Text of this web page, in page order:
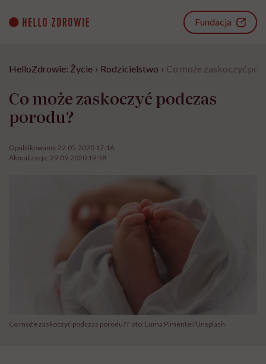
content
Fundacja
HelloZdrowie: Życie › Rodzicielstwo › Co może zaskoczyć
Co może zaskoczyć podczas
porodu?
Opublikowano: 22.05.2020 17:16
Aktualizacja: 29.09.2020 19:58
Co może zaskoczyć podczas porodu? Foto: Luma Pimentel/Unsplash